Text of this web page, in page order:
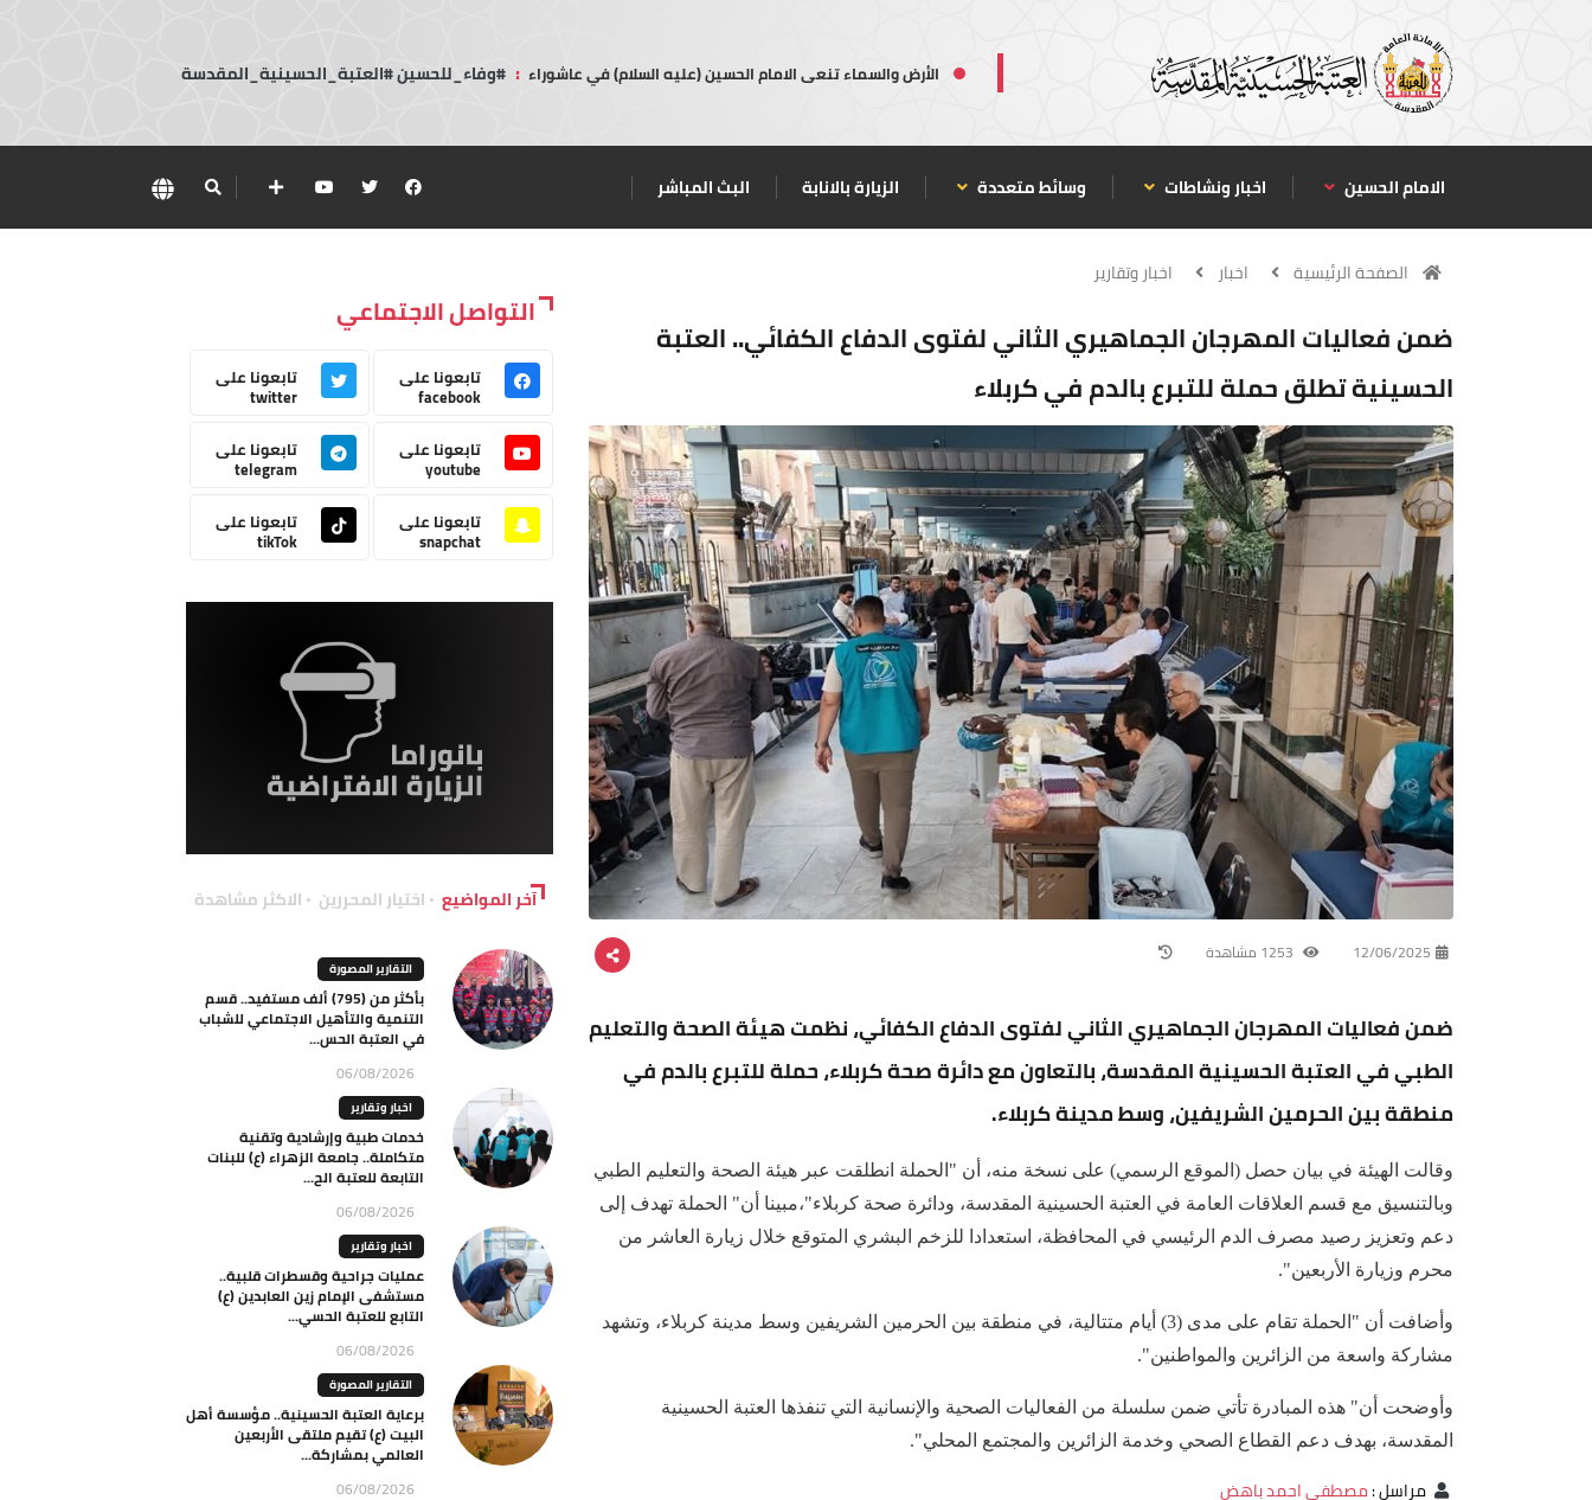
الأرض والسماء تنعى الامام الحسين (عليه السلام) في عاشوراء : #وفاء_للحسين #العتبة_الحسينية_المقدسة
الامام الحسين اخبار ونشاطات وسائط متعددة الزيارة بالانابة البث المباشر
الصفحة الرئيسية اخبار اخبار وتقارير
ضمن فعاليات المهرجان الجماهيري الثاني لفتوى الدفاع الكفائي.. العتبة
الحسينية تطلق حملة للتبرع بالدم في كربلاء
12/06/2025
ضمن فعاليات المهرجان الجماهيري الثاني لفتوى الدفاع الكفائي، نظمت هيئة الصحة والتعليم
الطبي في العتبة الحسينية المقدسة، بالتعاون مع دائرة صحة كربلاء، حملة للتبرع بالدم في
منطقة بين الحرمين الشريفين، وسط مدينة كربلاء.
وقالت الهيئة في بيان حصل (الموقع الرسمي) على نسخة منه، أن "الحملة انطلقت عبر هيئة الصحة والتعليم الطبي
وبالتنسيق مع قسم العلاقات العامة في العتبة الحسينية المقدسة، ودائرة صحة كربلاء"،مبينا أن" الحملة تهدف إلى
دعم وتعزيز رصيد مصرف الدم الرئيسي في المحافظة، استعدادا للزخم البشري المتوقع خلال زيارة العاشر من
محرم وزيارة الأربعين".
وأضافت أن "الحملة تقام على مدى (3) أيام متتالية، في منطقة بين الحرمين الشريفين وسط مدينة كربلاء، وتشهد
مشاركة واسعة من الزائرين والمواطنين".
وأوضحت أن" هذه المبادرة تأتي ضمن سلسلة من الفعاليات الصحية والإنسانية التي تنفذها العتبة الحسينية
المقدسة، بهدف دعم القطاع الصحي وخدمة الزائرين والمجتمع المحلي".
مراسل:مصطفى احمد باهض
التواصل الاجتماعي
تابعونا على
facebook
تابعونا على
twitter
تابعونا على
youtube
تابعونا على
telegram
تابعونا على
snapchat
تابعونا على
tikTok
آخر المواضيع اختيار المحررين الاكثر مشاهدة
التقارير المصورة
بأكثر من (795) ألف مستفيد.. قسم
التنمية والتأهيل الاجتماعي للشباب
في العتبة الحس...
06/08/2026
اخبار وتقارير
خدمات طبية وإرشادية وتقنية
متكاملة.. جامعة الزهراء (ع) للبنات
التابعة للعتبة الح...
06/08/2026
اخبار وتقارير
عمليات جراحية وقسطرات قلبية..
مستشفى الإمام زين العابدين (ع)
التابع للعتبة الحسي...
06/08/2026
التقارير المصورة
برعاية العتبة الحسينية.. مؤسسة أهل
البيت (ع) تقيم ملتقى الأربعين
العالمي بمشاركة...
06/08/2026